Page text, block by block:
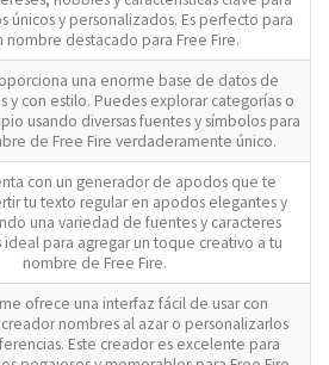
únicos y personalizados. Es perfecto para
nombre destacado para Free Fire.
una enorme base de datos de
y con estilo. Puedes explorar categorías o
usando diversas fuentes y símbolos para
de Free Fire verdaderamente único.
con un generador de apodos que te
tu texto regular en apodos elegantes y
una variedad de fuentes y caracteres
ideal para agregar un toque creativo a tu
nombre de Free Fire.
ofrece una interfaz fácil de usar con
nombres al azar o personalizarlos
Este creador es excelente para